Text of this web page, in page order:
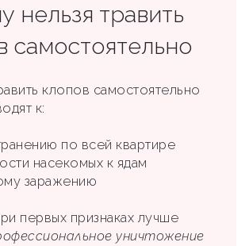
нельзя травить
самостоятельно
клопов самостоятельно
к:
по всей квартире
насекомых к ядам
заражению
первых признаках лучше
уничтожение